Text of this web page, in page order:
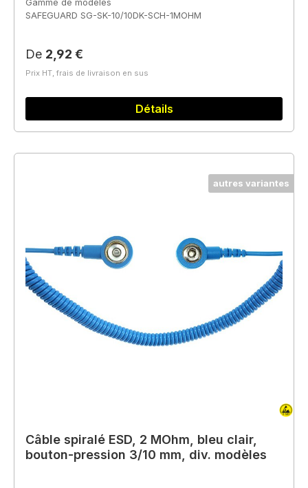
Gamme de modèles
SAFEGUARD SG-SK-10/10DK-SCH-1MOHM
Prix régulier :
De 2,92 €
Prix HT, frais de livraison en sus
Détails
autres variantes
Câble spiralé ESD, 2 MOhm, bleu clair,
bouton-pression 3/10 mm, div. modèles